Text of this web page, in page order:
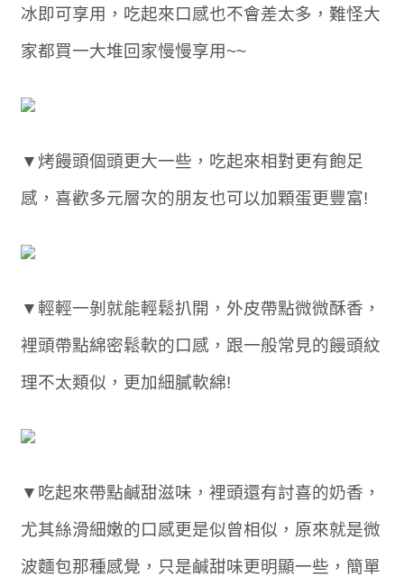
冰即可享用，吃起來口感也不會差太多，難怪大
家都買一大堆回家慢慢享用~~
▼烤饅頭個頭更大一些，吃起來相對更有飽足
感，喜歡多元層次的朋友也可以加顆蛋更豐富!
▼輕輕一剝就能輕鬆扒開，外皮帶點微微酥香，
裡頭帶點綿密鬆軟的口感，跟一般常見的饅頭紋
理不太類似，更加細膩軟綿!
▼吃起來帶點鹹甜滋味，裡頭還有討喜的奶香，
尤其絲滑細嫩的口感更是似曾相似，原來就是微
波麵包那種感覺，只是鹹甜味更明顯一些，簡單